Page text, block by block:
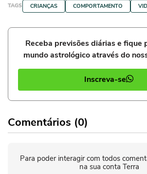
TAGS CRIANÇAS COMPORTAMENTO
Receba previsões diárias e fique
mundo astrológico através do
Inscreva-se
Comentários (0)
Para poder interagir com todos
na sua conta Terra